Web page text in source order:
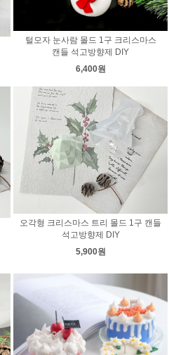
털모자 눈사람 몰드 1구 크리스마스
캔들 석고방향제 DIY
6,400원
오각형 크리스마스 트리 몰드 1구 캔들
석고방향제 DIY
5,900원